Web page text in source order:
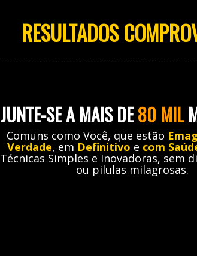
RESULTADOS
JUNTE-SE A MAIS DE80 MIL
Comuns como Você, que estão
Verdade, em Definitivo e com
Técnicas Simples e Inovadoras, sem
ou pilulas milagrosas.